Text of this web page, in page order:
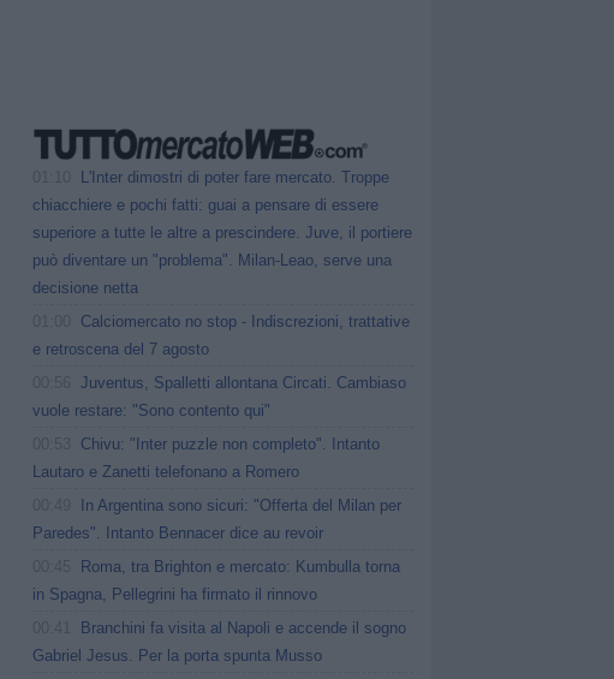
L'Inter dimostri di poter fare mercato. Troppe
chiacchiere e pochi fatti: guai a pensare di essere
superiore a tutte le altre a prescindere. Juve, il portiere
può diventare un "problema". Milan-Leao, serve una
decisione netta
Calciomercato no stop - Indiscrezioni, trattative
e retroscena del 7 agosto
Juventus, Spalletti allontana Circati. Cambiaso
vuole restare: "Sono contento qui"
Chivu: "Inter puzzle non completo". Intanto
Lautaro e Zanetti telefonano a Romero
In Argentina sono sicuri: "Offerta del Milan per
Paredes". Intanto Bennacer dice au revoir
Roma, tra Brighton e mercato: Kumbulla torna
in Spagna, Pellegrini ha firmato il rinnovo
Branchini fa visita al Napoli e accende il sogno
Gabriel Jesus. Per la porta spunta Musso